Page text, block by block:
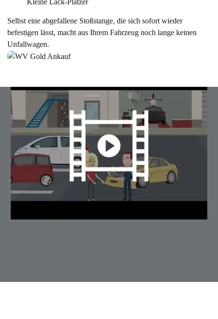
Kleine Lack-Platzer
Selbst eine abgefallene Stoßstange, die sich sofort wieder
befestigen lässt, macht aus Ihrem Fahrzeug noch lange keinen
Unfallwagen.